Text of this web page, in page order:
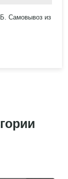
Самовывоз из